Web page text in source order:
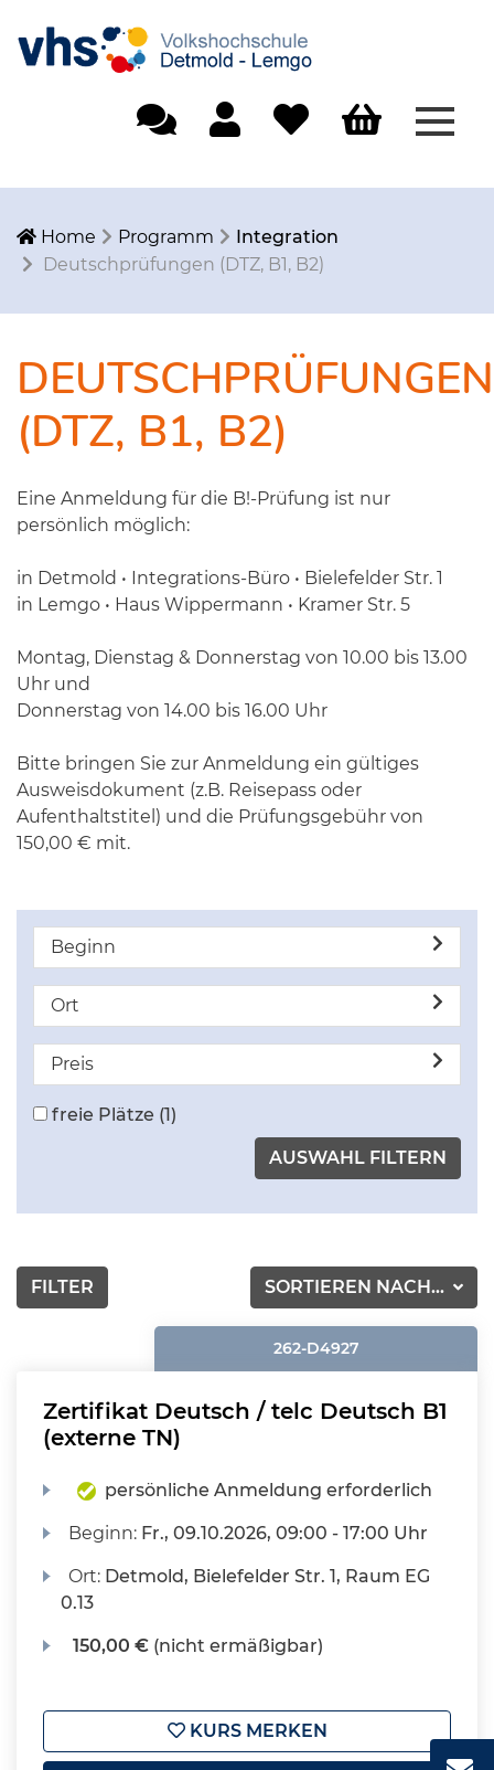
Home Programm
Integration
Deutschprüfungen (DTZ, B1, B2)
DEUTSCHPRÜFUNGEN
(DTZ, B1, B2)
Eine Anmeldung für die B!-Prüfung ist nur
persönlich möglich:
in Detmold • Integrations-Büro • Bielefelder Str. 1
in Lemgo • Haus Wippermann • Kramer Str. 5
Montag, Dienstag & Donnerstag von 10.00 bis 13.00
Uhr und
Donnerstag von 14.00 bis 16.00 Uhr
Bitte bringen Sie zur Anmeldung ein gültiges
Ausweisdokument (z.B. Reisepass oder
Aufenthaltstitel) und die Prüfungsgebühr von
150,00 € mit.
Beginn
Ort
Preis
freie Plätze (1)
SORTIEREN NACH...
FILTER
262-D4927
Zertifikat Deutsch / telc Deutsch B1
(externe TN)
persönliche Anmeldung erforderlich
Beginn: Fr., 09.10.2026, 09:00 - 17:00 Uhr
Ort: Detmold, Bielefelder Str. 1, Raum EG
0.13
150,00 € (nicht ermäßigbar)
KURS MERKEN